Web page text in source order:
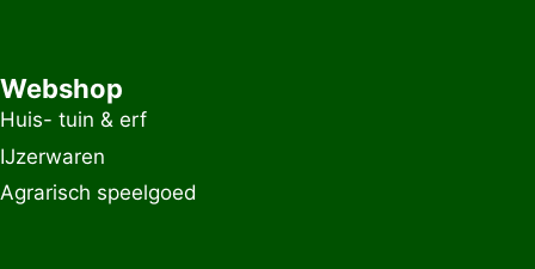
Webshop
Huis- tuin & erf
IJzerwaren
Agrarisch speelgoed